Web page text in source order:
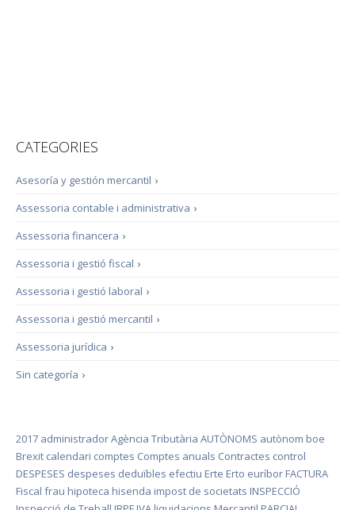
CATEGORIES
›
Asesoría y gestión mercantil
›
Assessoria contable i administrativa
›
Assessoria financera
›
Assessoria i gestió fiscal
›
Assessoria i gestió laboral
›
Assessoria i gestió mercantil
›
Assessoria jurídica
›
Sin categoría
2017 administradorAgència Tributària AUTÒNOMS autònom boe
Brexit calendari comptes Comptes anuals Contractes control
DESPESES despeses deduïbles efectiu Erte Erto euríbor FACTURA
Fiscal frau hipoteca hisenda impost de societats INSPECCIÓ